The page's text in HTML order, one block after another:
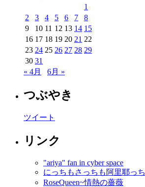
1
2
3 4 5 6 7
8
9
10 11 12 13 14 15
16 17 18 19 20 21 22
23 24 25 26 27 28 29
30 31
« 4月
6月 »
つぶやき
ツイート
リンク
"ariya" fan in cyber space
にっちもさっちも阿里耶っち
RoseQueen~情熱の薔薇